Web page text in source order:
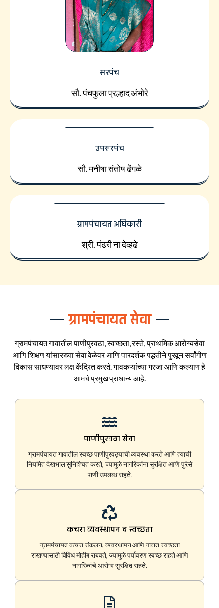
सरपंच
सौ. पंचफुला प्रल्हाद अंभोरे
उपसरपंच
सौ. मनीषा संतोष ढेंगळे
ग्रामपंचायत अधिकारी
श्री. पंढरी ना देव्हढे
ग्रामपंचायत सेवा
ग्रामपंचायत गावातील पाणीपुरवठा, स्वच्छता, रस्ते, प्राथमिक आरोग्यसेवा
आणि शिक्षण यांसारख्या सेवा वेळेवर आणि पारदर्शक पद्धतीने पुरवून सर्वांगीण
विकास साधण्यावर लक्ष केंद्रित करते. गावकऱ्यांच्या गरजा आणि कल्याण हे
आमचे प्रमुख प्राधान्य आहे.
पाणीपुरवठा सेवा
ग्रामपंचायत गावातील स्वच्छ पाणीपुरवठ्याची व्यवस्था करते आणि त्याची
नियमित देखभाल सुनिश्चित करते, ज्यामुळे नागरिकांना सुरक्षित आणि पुरेसे
पाणी उपलब्ध राहते.
कचरा व्यवस्थापन व स्वच्छता
ग्रामपंचायत कचरा संकलन, व्यवस्थापन आणि गावात स्वच्छता
राखण्यासाठी विविध मोहीम राबवते, ज्यामुळे पर्यावरण स्वच्छ राहते आणि
नागरिकांचे आरोग्य सुरक्षित राहते.